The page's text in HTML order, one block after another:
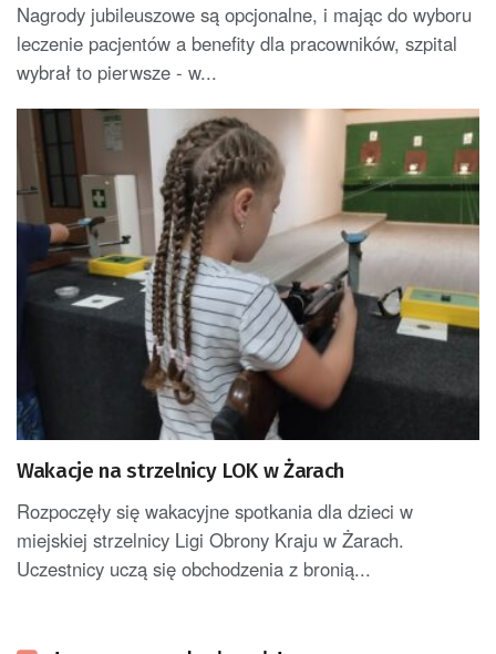
Nagrody jubileuszowe są opcjonalne, i mając do wyboru
leczenie pacjentów a benefity dla pracowników, szpital
wybrał to pierwsze - w...
Wakacje na strzelnicy LOK w Żarach
Rozpoczęły się wakacyjne spotkania dla dzieci w
miejskiej strzelnicy Ligi Obrony Kraju w Żarach.
Uczestnicy uczą się obchodzenia z bronią...